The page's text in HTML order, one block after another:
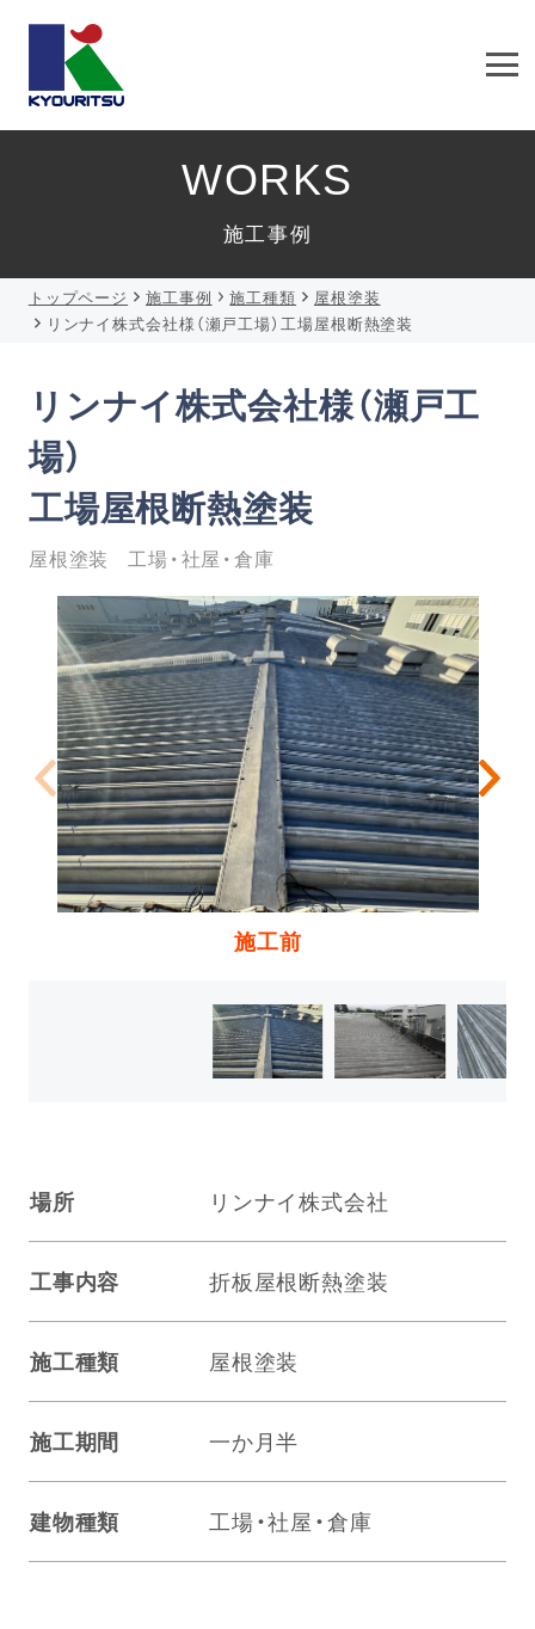
WORKS
施工事例
トップページ 施工事例 施工種類
屋根塗装
リンナイ株式会社様（瀬戸工場）工場屋根断熱塗装
リンナイ株式会社様（瀬戸工
場）
工場屋根断熱塗装
屋根塗装 工場・社屋・倉庫
施工前
場所 リンナイ株式会社
工事内容 折板屋根断熱塗装
施工種類 屋根塗装
施工期間 一か月半
建物種類 工場・社屋・倉庫